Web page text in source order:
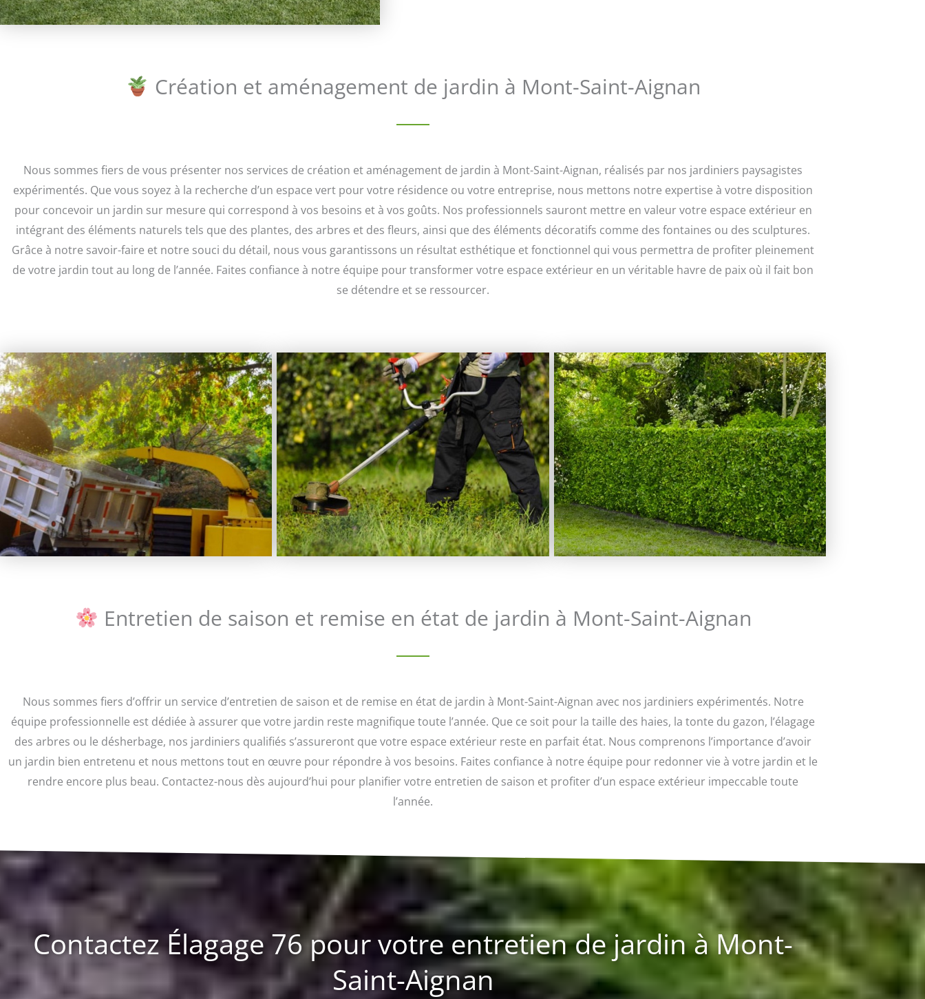
Création et aménagement de jardin à Mont-Saint-Aignan
Nous sommes fiers de vous présenter nos services de création et aménagement de jardin à Mont-Saint-Aignan, réalisés par nos jardiniers paysagistes
expérimentés. Que vous soyez à la recherche d’un espace vert pour votre résidence ou votre entreprise, nous mettons notre expertise à votre disposition
pour concevoir un jardin sur mesure qui correspond à vos besoins et à vos goûts. Nos professionnels sauront mettre en valeur votre espace extérieur en
intégrant des éléments naturels tels que des plantes, des arbres et des fleurs, ainsi que des éléments décoratifs comme des fontaines ou des sculptures.
Grâce à notre savoir-faire et notre souci du détail, nous vous garantissons un résultat esthétique et fonctionnel qui vous permettra de profiter pleinement
de votre jardin tout au long de l’année. Faites confiance à notre équipe pour transformer votre espace extérieur en un véritable havre de paix où il fait bon
se détendre et se ressourcer.
Entretien de saison et remise en état de jardin à Mont-Saint-Aignan
Nous sommes fiers d’offrir un service d’entretien de saison et de remise en état de jardin à Mont-Saint-Aignan avec nos jardiniers expérimentés. Notre
équipe professionnelle est dédiée à assurer que votre jardin reste magnifique toute l’année. Que ce soit pour la taille des haies, la tonte du gazon, l’élagage
des arbres ou le désherbage, nos jardiniers qualifiés s’assureront que votre espace extérieur reste en parfait état. Nous comprenons l’importance d’avoir
un jardin bien entretenu et nous mettons tout en œuvre pour répondre à vos besoins. Faites confiance à notre équipe pour redonner vie à votre jardin et le
rendre encore plus beau. Contactez-nous dès aujourd’hui pour planifier votre entretien de saison et profiter d’un espace extérieur impeccable toute
l’année.
Contactez Élagage 76 pour votre entretien de jardin à Mont-
Saint-Aignan